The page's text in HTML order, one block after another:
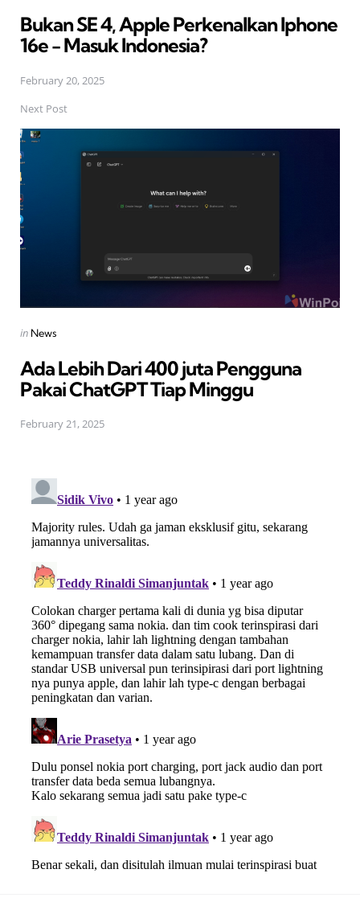
Bukan SE 4, Apple Perkenalkan Iphone
16e - Masuk Indonesia?
February 20, 2025
Next Post
Posted
in News
Ada Lebih Dari 400 juta Pengguna
Pakai ChatGPT Tiap Minggu
February 21, 2025